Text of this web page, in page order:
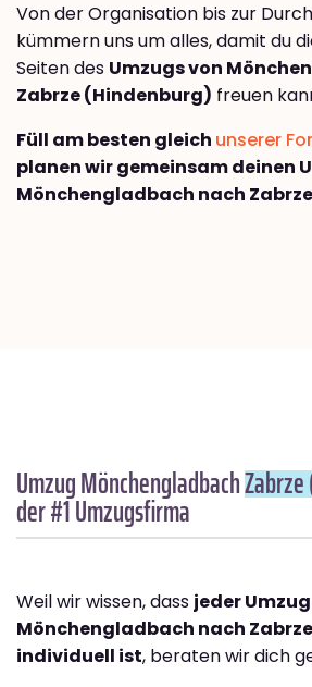
Von der Organisation bis zur
kümmern uns um alles, damit du
Seiten des Umzugs von
Zabrze (Hindenburg) freuen
Füll am besten gleich unserer
planen wir gemeinsam deinen
Mönchengladbach nach
Umzug Mönchengladbach
der #1 Umzugsfirma
Weil wir wissen, dass jeder
Mönchengladbach nach
individuell ist, beraten wir dich